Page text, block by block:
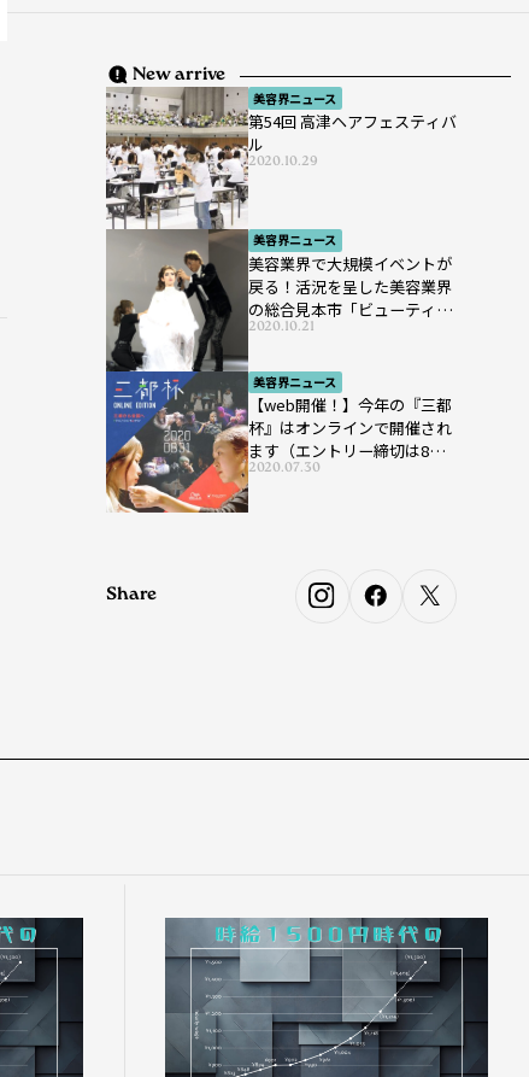
New arrive
美容界ニュース
第54回 高津ヘアフェスティバ
ル
2020.10.29
美容界ニュース
美容業界で大規模イベントが
戻る！活況を呈した美容業界
の総合見本市「ビューティー
ワールド ジャパン ウエス
ト」が開催
2020.10.21
美容界ニュース
【web開催！】今年の『三都
杯』はオンラインで開催され
ます（エントリー締切は8月7
日まで）
2020.07.30
Share